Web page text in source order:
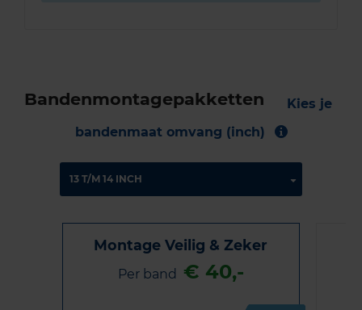
Bandenmontagepakketten
Kies je
bandenmaat omvang (inch)
Montage Veilig & Zeker
Per band € 40,-